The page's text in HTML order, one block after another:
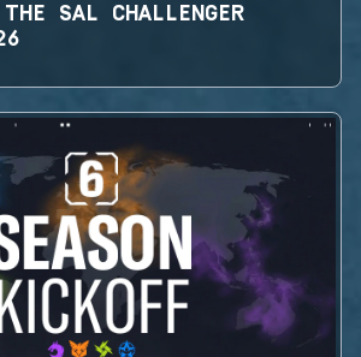
THE SAL CHALLENGER